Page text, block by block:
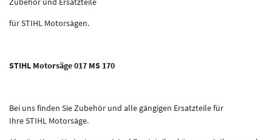
für STIHL Motorsägen.
STIHL Motorsäge 017 MS 170
Bei uns finden Sie Zubehör und alle gängigen Ersatzteile für
Ihre STIHL Motorsäge.